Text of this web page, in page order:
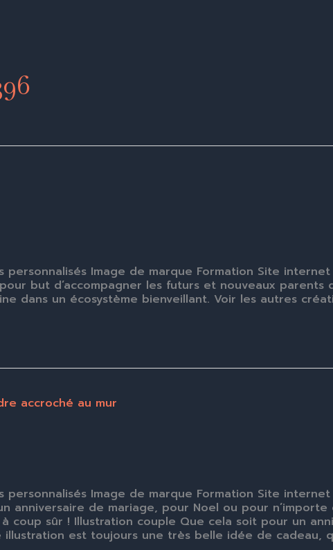
personnalisés Image de marque Formation Site
but d’accompagner les futurs et nouveaux
dans un écosystème bienveillant. Voir les autres
personnalisés Image de marque Formation Site
anniversaire de mariage, pour Noel ou pour
coup sûr ! Illustration couple Que cela soit pour un
illustration est toujours une très belle idée de cadeau,